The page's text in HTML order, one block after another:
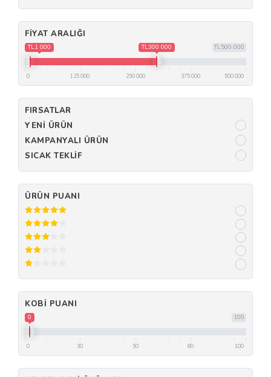
FIYAT ARALIĞI
TL500 000
TL1 000 TL300 000
0 125 000 250 000 375 000 500 000
FIRSATLAR
YENI ÜRÜN
KAMPANYALI ÜRÜN
SICAK TEKLIF
ÜRÜN PUANI
KOBI PUANI
100
0
0 30 50 80 100